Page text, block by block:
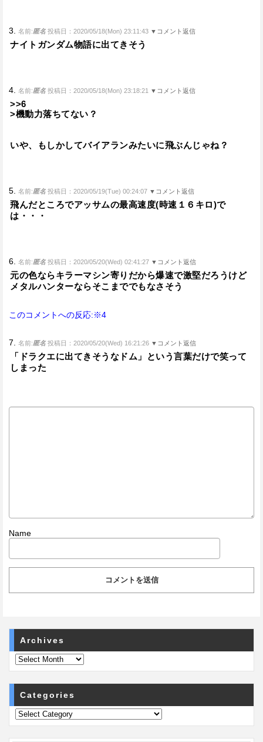
3. 名前:匿名 投稿日：2020/05/18(Mon) 23:11:43 ▼コメント返信
ナイトガンダム物語に出てきそう
4. 名前:匿名 投稿日：2020/05/18(Mon) 23:18:21 ▼コメント返信
>>6
>機動力落ちてない？
いや、もしかしてバイアランみたいに飛ぶんじゃね？
5. 名前:匿名 投稿日：2020/05/19(Tue) 00:24:07 ▼コメント返信
飛んだところでアッサムの最高速度(時速１６キロ)で
は・・・
6. 名前:匿名 投稿日：2020/05/20(Wed) 02:41:27 ▼コメント返信
元の色ならキラーマシン寄りだから爆速で激堅だろうけど
メタルハンターならそこまででもなさそう
このコメントへの反応:※4
7. 名前:匿名 投稿日：2020/05/20(Wed) 16:21:26 ▼コメント返信
「ドラクエに出てきそうなドム」という言葉だけで笑って
しまった
Name
Archives
Categories